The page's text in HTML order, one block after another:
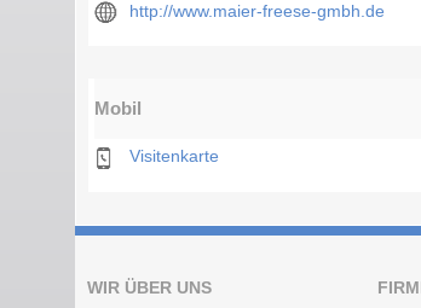
http://www.maier-freese-gmbh.de
Mobil
Visitenkarte
WIR ÜBER UNS